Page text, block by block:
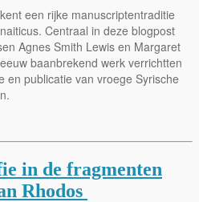
een rijke manuscriptentraditie
Centraal in deze blogpost
Agnes Smith Lewis en Margaret
baanbrekend werk verrichtten
en publicatie van vroege Syrische
in de fragmenten
Rhodos